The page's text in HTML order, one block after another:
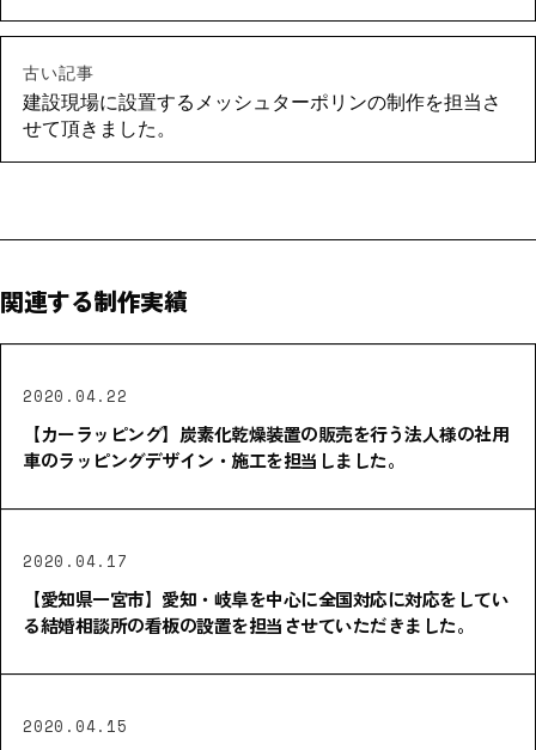
古い記事
建設現場に設置するメッシュターポリンの制作を担当さ
せて頂きました。
関連する制作実績
2020.04.22
【カーラッピング】炭素化乾燥装置の販売を行う法人様の社用
車のラッピングデザイン・施工を担当しました。
2020.04.17
【愛知県一宮市】愛知・岐阜を中心に全国対応に対応をしてい
る結婚相談所の看板の設置を担当させていただきました。
2020.04.15